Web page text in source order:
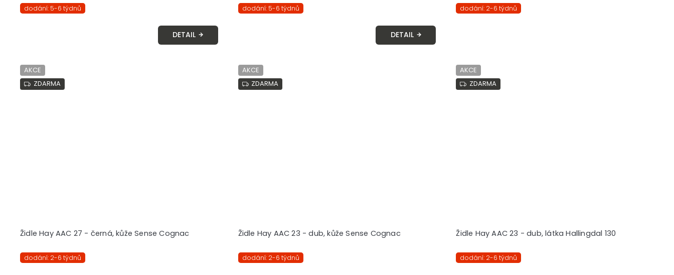
dodání: 5-6 týdnů
DETAIL
dodání: 5-6 týdnů
DETAIL
dodání: 2-6 týdnů
AKCE
ZDARMA
Židle Hay AAC 27 - černá, kůže Sense Cognac
dodání: 2-6 týdnů
AKCE
ZDARMA
Židle Hay AAC 23 - dub, kůže Sense Cognac
dodání: 2-6 týdnů
AKCE
ZDARMA
Židle Hay AAC 23 - dub, látka Hallingdal 130
dodání: 2-6 týdnů